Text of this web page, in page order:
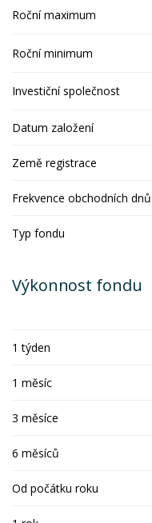
Roční maximum
Roční minimum
Investiční společnost
Datum založení
Země registrace
Frekvence obchodních dnů
Typ fondu
Výkonnost fondu
1 týden
1 měsíc
3 měsíce
6 měsíců
Od počátku roku